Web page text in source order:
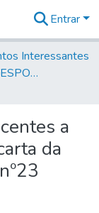
Entrar
Interessantes
Volume 14 - CORRESPONDENCIAS DIVERSAS
a
da